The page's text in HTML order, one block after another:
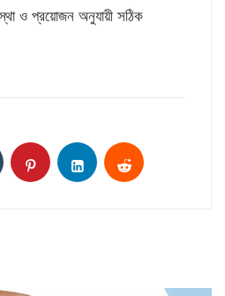
ও প্রয়োজন অনুযায়ী সঠিক